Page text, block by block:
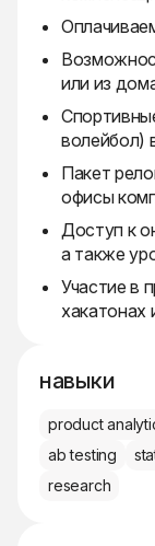
или из
волейбол)
Пакет
офисы
Доступ к
а также
Участие в
хакатонах
навыки
product
ab testing
research